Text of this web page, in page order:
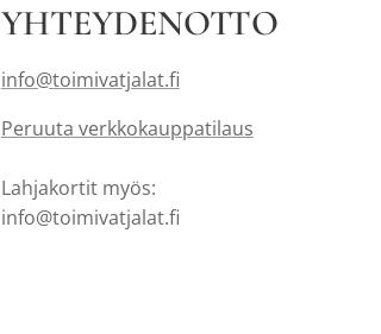
YHTEYDENOTTO
info@toimivatjalat.fi
Peruuta verkkokauppatilaus
Lahjakortit myös:
info@toimivatjalat.fi